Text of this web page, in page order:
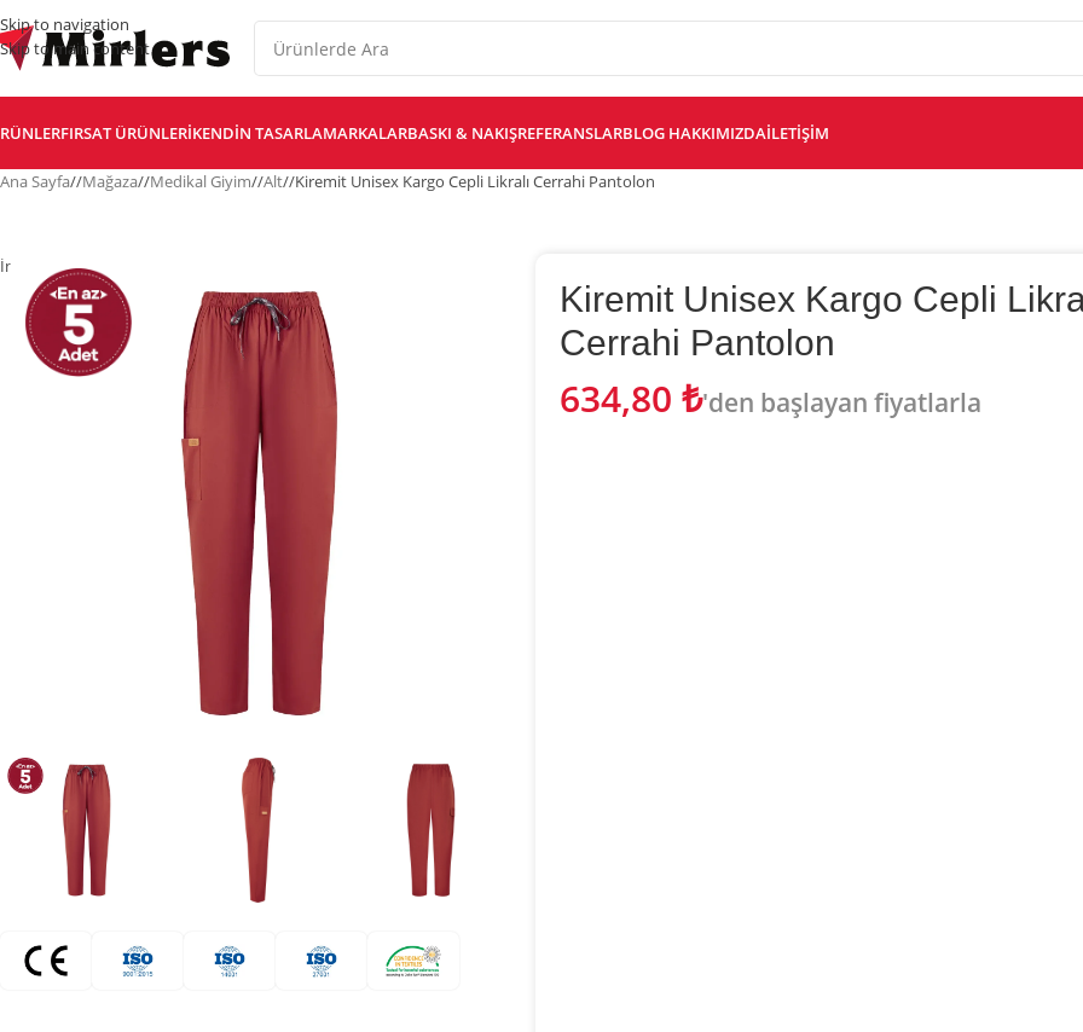
Skip to navigation
Skip to main content
FIRSAT ÜRÜNLERIKENDIN TASARLAMARKALARBASKI & NAKIŞREFERANSLARBLOG HAKKIMIZDAİLETIŞIM
Ana Sayfa/ Mağaza/ Medikal Giyim/ Alt/ Kiremit Unisex Kargo Cepli Likralı Cerrahi Pantolon
İndirim
Kiremit Unisex Kargo Cepli
Cerrahi Pantolon
634,80 ₺'den başlayan fiyatlarla